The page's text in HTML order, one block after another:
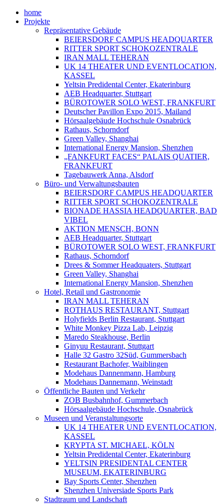
home
Projekte
Repräsentative Gebäude
BEIERSDORF CAMPUS HEADQUARTER
RITTER SPORT SCHOKOZENTRALE
IRAN MALL TEHERAN
UK 14 THEATER UND EVENTLOCATION,
KASSEL
Yeltsin Predidental Center, Ekaterinburg
AEB Headquarter, Stuttgart
BÜROTOWER SOLO WEST, FRANKFURT
Deutscher Pavillon Expo 2015, Mailand
Hörsaalgebäude Hochschule Osnabrück
Rathaus, Schorndorf
Green Valley, Shanghai
International Energy Mansion, Shenzhen
„FANKFURT FACES“ PALAIS QUATIER,
FRANKFURT
Tagebauwerk Anna, Alsdorf
Büro- und Verwaltungsbauten
BEIERSDORF CAMPUS HEADQUARTER
RITTER SPORT SCHOKOZENTRALE
BIONADE HASSIA HEADQUARTER, BAD
VIBEL
AKTION MENSCH, BONN
AEB Headquarter, Stuttgart
BÜROTOWER SOLO WEST, FRANKFURT
Rathaus, Schorndorf
Drees & Sommer Headquaters, Stuttgart
Green Valley, Shanghai
International Energy Mansion, Shenzhen
Hotel, Retail und Gastronomie
IRAN MALL TEHERAN
ROTHAUS RESTAURANT, Stuttgart
Holyfields Berlin Restaurant, Stuttgart
White Monkey Pizza Lab, Leipzig
Maredo Steakhouse, Berlin
Ginyuu Restaurant, Stuttgart
Halle 32 Gastro 32Süd, Gummersbach
Restaurant Bachofer, Waiblingen
Modehaus Dannenmann, Hamburg
Modehaus Dannemann, Weinstadt
Öffentliche Bauten und Verkehr
ZOB Busbahnhof, Gummerbach
Hörsaalgebäude Hochschule, Osnabrück
Museen und Veranstaltungsorte
UK 14 THEATER UND EVENTLOCATION,
KASSEL
KRYPTA ST. MICHAEL, KÖLN
Yeltsin Predidental Center, Ekaterinburg
YELTSIN PRESIDENTAL CENTER
MUSEUM, EKATERINBURG
Bay Sports Center, Shenzhen
Shenzhen Universiade Sports Park
Stadtraum und Landschaft